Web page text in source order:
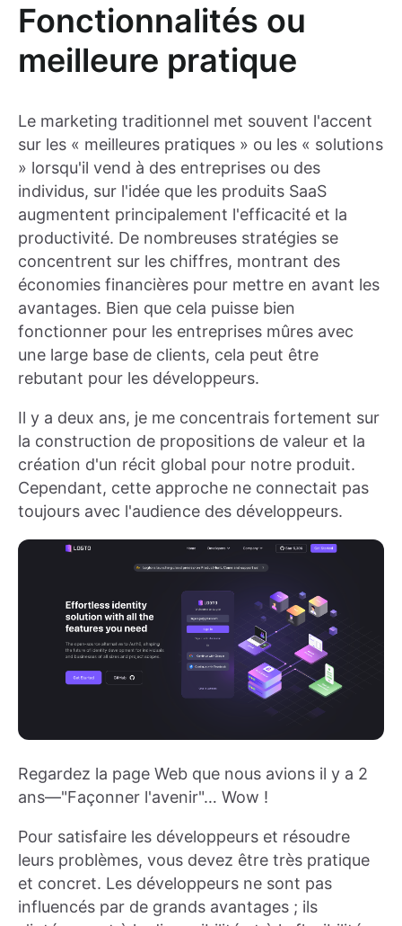
Fonctionnalités ou
meilleure pratique
Le marketing traditionnel met souvent l'accent
sur les « meilleures pratiques » ou les « solutions
» lorsqu'il vend à des entreprises ou des
individus, sur l'idée que les produits SaaS
augmentent principalement l'efficacité et la
productivité. De nombreuses stratégies se
concentrent sur les chiffres, montrant des
économies financières pour mettre en avant les
avantages. Bien que cela puisse bien
fonctionner pour les entreprises mûres avec
une large base de clients, cela peut être
rebutant pour les développeurs.
Il y a deux ans, je me concentrais fortement sur
la construction de propositions de valeur et la
création d'un récit global pour notre produit.
Cependant, cette approche ne connectait pas
toujours avec l'audience des développeurs.
Regardez la page Web que nous avions il y a 2
ans—"Façonner l'avenir"… Wow !
Pour satisfaire les développeurs et résoudre
leurs problèmes, vous devez être très pratique
et concret. Les développeurs ne sont pas
influencés par de grands avantages ; ils